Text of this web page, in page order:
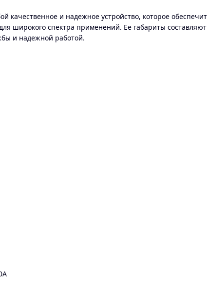
качественное и надежное устройство, которое
широкого спектра применений. Ее габариты
и надежной работой.